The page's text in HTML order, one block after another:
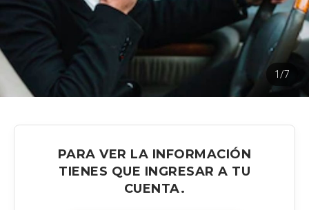
1/7
PARA VER LA INFORMACIÓN
TIENES QUE INGRESAR A TU
CUENTA.